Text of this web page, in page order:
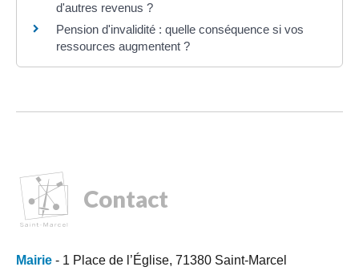
d'autres revenus ?
Pension d'invalidité : quelle conséquence si vos
ressources augmentent ?
Contact
Mairie - 1 Place de l’Église, 71380 Saint-Marcel